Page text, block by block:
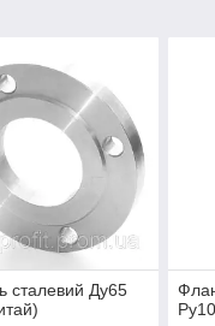
сталевий Ду65